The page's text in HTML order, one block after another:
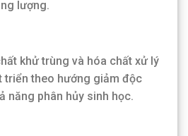
lượng.
khử trùng và hóa chất xử lý
triển theo hướng giảm độc
năng phân hủy sinh học.